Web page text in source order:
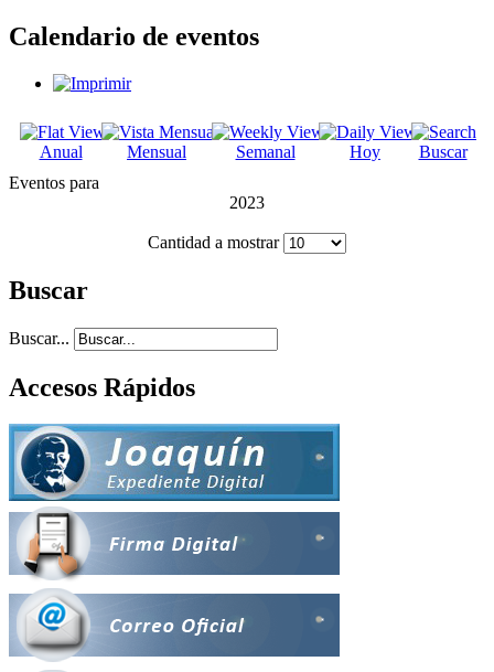
Calendario de eventos
Anual Mensual Semanal Hoy
Buscar
Eventos para
2023
Cantidad a mostrar
Buscar
Buscar...
Accesos Rápidos